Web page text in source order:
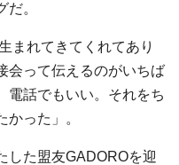
。
まれてきてくれてあり
会って伝えるのがいちば
電話でもいい。それをち
った」。
た盟友GADOROを迎